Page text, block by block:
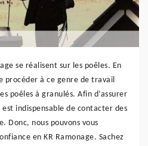
se réalisent sur les poêles. En
procéder à ce genre de travail
poêles à granulés. Afin d’assurer
indispensable de contacter des
Donc, nous pouvons vous
en KR Ramonage. Sachez